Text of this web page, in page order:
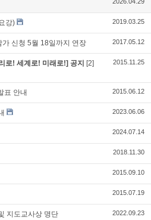
강) 2019.03.25
신청 5월 18일까지 연장 2017.05.12
로! 세계로! 미래로!] 공지 [2] 2015.11.25
표 안내 2015.06.12
2023.06.06
2024.07.14
2018.11.30
2015.09.10
2015.07.19
지도교사상 명단 2022.09.23